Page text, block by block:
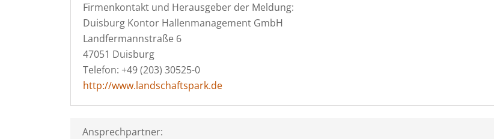
Firmenkontakt und Herausgeber der Meldung:
Duisburg Kontor Hallenmanagement GmbH
Landfermannstraße 6
47051 Duisburg
Telefon: +49 (203) 30525-0
http://www.landschaftspark.de
Ansprechpartner: